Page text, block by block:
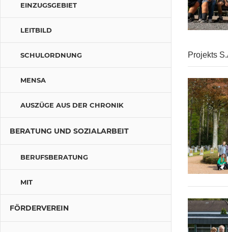
Projekts
EINZUGSGEBIET
LEITBILD
SCHULORDNUNG
MENSA
AUSZÜGE AUS DER CHRONIK
BERATUNG UND SOZIALARBEIT
BERUFSBERATUNG
MIT
FÖRDERVEREIN